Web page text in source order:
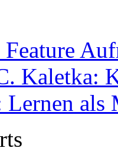
Kaletka:
Lernen als